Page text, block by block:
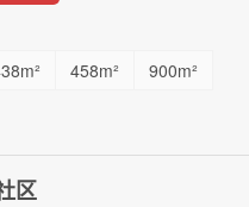
458m²
900m²
区